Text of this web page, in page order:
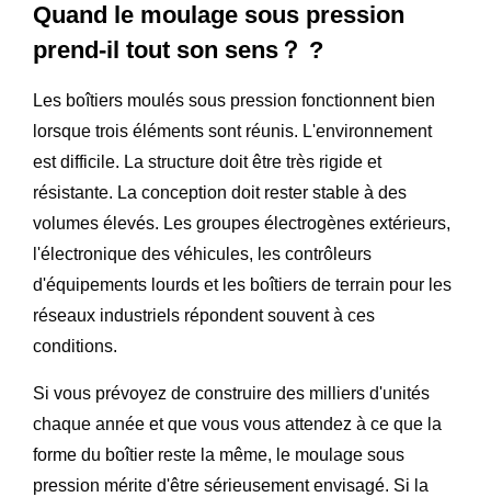
Quand le moulage sous pression
prend-il tout son sens？ ?
Les boîtiers moulés sous pression fonctionnent bien
lorsque trois éléments sont réunis. L'environnement
est difficile. La structure doit être très rigide et
résistante. La conception doit rester stable à des
volumes élevés. Les groupes électrogènes extérieurs,
l'électronique des véhicules, les contrôleurs
d'équipements lourds et les boîtiers de terrain pour les
réseaux industriels répondent souvent à ces
conditions.
Si vous prévoyez de construire des milliers d'unités
chaque année et que vous vous attendez à ce que la
forme du boîtier reste la même, le moulage sous
pression mérite d'être sérieusement envisagé. Si la